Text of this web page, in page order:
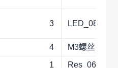
3 LED_0805-R
4 M3螺丝
1 Res_0603